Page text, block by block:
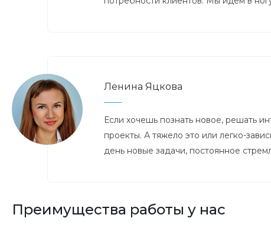
Ленина Яцкова
Если хочешь познать новое, решать
проекты. А тяжело это или легко-
день новые задачи, постоянное
Преимущества работы у нас